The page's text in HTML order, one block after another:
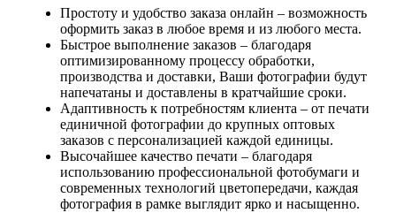
Простоту и удобство заказа онлайн – возможность
оформить заказ в любое время и из любого места.
Быстрое выполнение заказов – благодаря
оптимизированному процессу обработки,
производства и доставки, Ваши фотографии будут
напечатаны и доставлены в кратчайшие сроки.
Адаптивность к потребностям клиента – от печати
единичной фотографии до крупных оптовых
заказов с персонализацией каждой единицы.
Высочайшее качество печати – благодаря
использованию профессиональной фотобумаги и
современных технологий цветопередачи, каждая
фотография в рамке выглядит ярко и насыщенно.